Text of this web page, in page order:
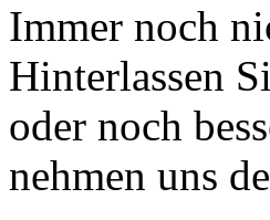
Immer noch
Hinterlassen
oder noch
nehmen uns